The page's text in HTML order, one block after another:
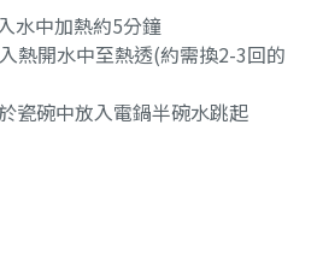
水中加熱約5分鐘
熱開水中至熱透(約需換2-3回的
瓷碗中放入電鍋半碗水跳起